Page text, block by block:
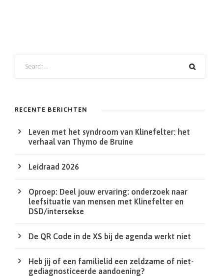
RECENTE BERICHTEN
Leven met het syndroom van Klinefelter: het
verhaal van Thymo de Bruine
Leidraad 2026
Oproep: Deel jouw ervaring: onderzoek naar
leefsituatie van mensen met Klinefelter en
DSD/intersekse
De QR Code in de XS bij de agenda werkt niet
Heb jij of een familielid een zeldzame of niet-
gediagnosticeerde aandoening?